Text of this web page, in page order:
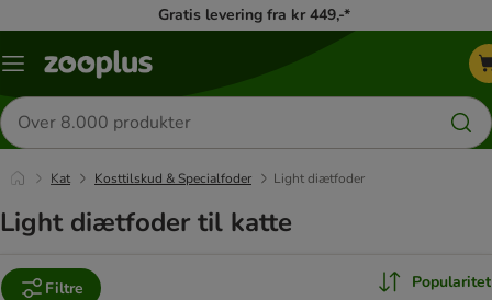
Gratis levering fra kr 449,-*
Menu
Søg
efter
produkter
Kat Kosttilskud & Specialfoder Light diætfoder
Light diætfoder til katte
Filtre Popularitet